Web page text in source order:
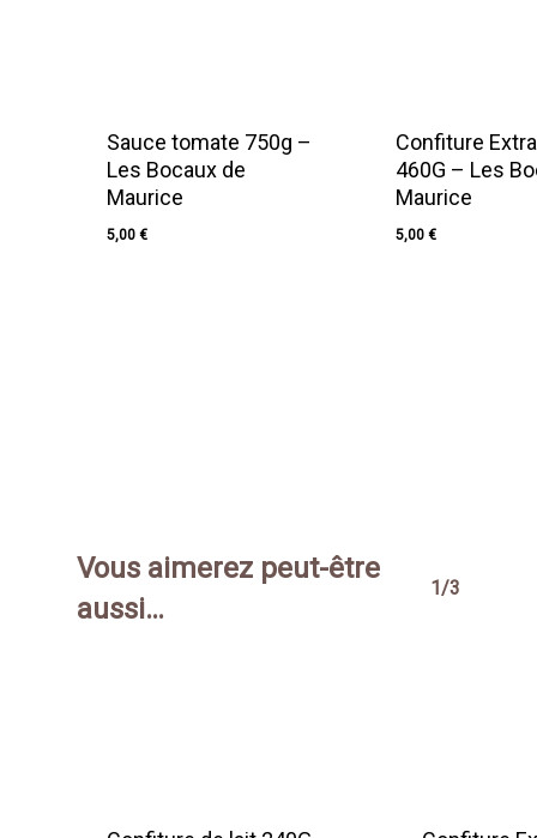
Sauce tomate 750g –
Les Bocaux de
Maurice
5,00 €
Confiture
460G – Les
Maurice
5,00€
Vous aimerez peut-être
aussi…
1/3